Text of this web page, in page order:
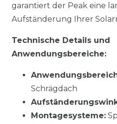
garantiert der Peak eine
Aufständerung Ihrer
Technische Details und
Anwendungsbereiche:
Schrägdach
Montagesysteme: